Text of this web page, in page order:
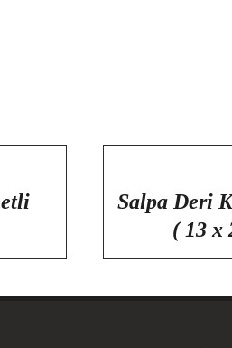
Salpa Deri
( 13 x